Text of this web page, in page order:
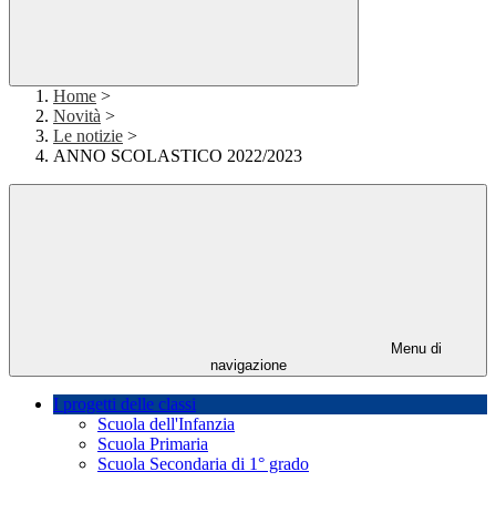
Home >
Novità >
Le notizie >
ANNO SCOLASTICO 2022/2023
Menu di
navigazione
I progetti delle classi
Scuola dell'Infanzia
Scuola Primaria
Scuola Secondaria di 1° grado